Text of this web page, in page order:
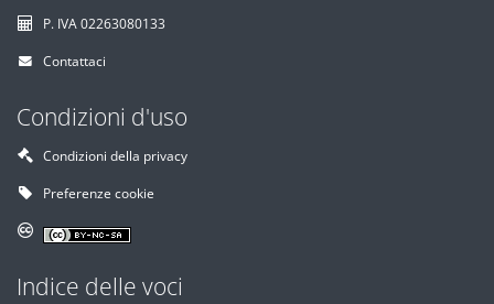
P. IVA 02263080133
Contattaci
Condizioni d'uso
Condizioni della privacy
Preferenze cookie
Indice delle voci